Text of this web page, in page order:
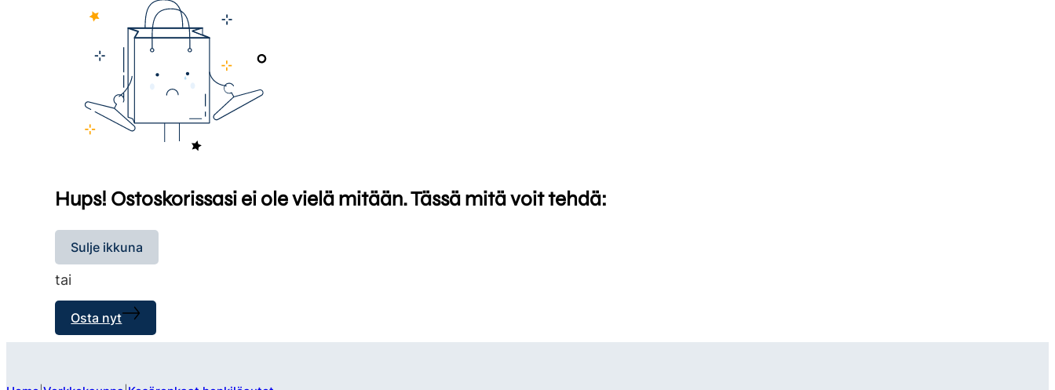
Hups! Ostoskorissasi ei ole vielä mitään. Tässä mitä voit tehdä:
Sulje ikkuna
tai
Osta nyt